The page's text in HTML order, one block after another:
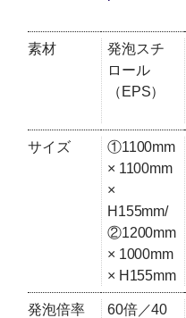
素材
発泡スチ
ロール
（EPS）
サイズ
①1100mm
× 1100mm
×
H155mm/
②1200mm
× 1000mm
× H155mm
発泡倍率
60倍／40